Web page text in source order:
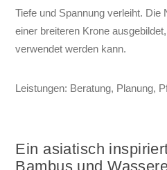
Tiefe und Spannung verleiht. Die
einer breiteren Krone
verwendet werden kann.
Leistungen: Beratung, Planung,
Ein asiatisch
Bambus und